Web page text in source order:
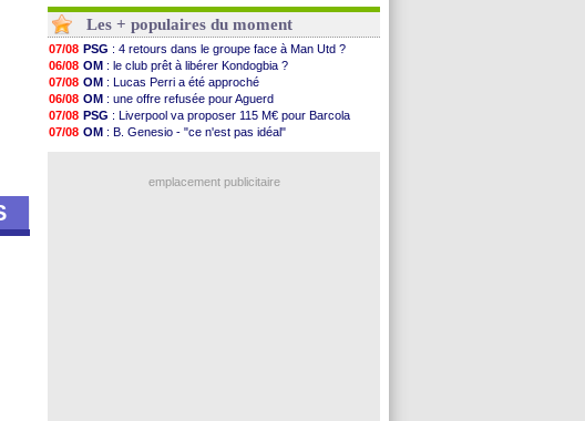
17h08 Amical: Lille s'impose à Hambourg
16h55
Lens: Ganiou prolongé jusqu'en 2030 (officiel)
16h31 OM: le PSG, les précisions de Benatia
16h11
Amical: Paris SG-Man Utd, les compos
16h06
Amical: Chelsea corrige l'AC Milan
15h48
Argentine : Messi perd son papa
15h41
Amical: l'Inter s'offre la Juventus
15h21
Atletico: Almada rejoint River Plate (off.)
15h14
Monaco : Camara a la cote en Angleterre
: ça négocie avec le Barça pour Torres
Les + populaires du moment
07/08 PSG : 4 retours dans le groupe face à Man Utd ?
06/08 OM : le club prêt à libérer Kondogbia ?
07/08 OM : Lucas Perri a été approché
06/08 OM : une offre refusée pour Aguerd
07/08 PSG : Liverpool va proposer 115 M€ pour Barcola
07/08 OM : B. Genesio - "ce n'est pas idéal"
emplacement publicitaire